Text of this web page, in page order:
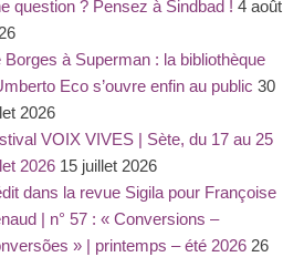
question ? Pensez à Sindbad ! 4 août
Borges à Superman : la bibliothèque
Eco s’ouvre enfin au public 30
2026
VOIX VIVES | Sète, du 17 au 25
2026 15 juillet 2026
dans la revue Sigila pour Françoise
| n° 57 : « Conversions –
» | printemps – été 2026 26